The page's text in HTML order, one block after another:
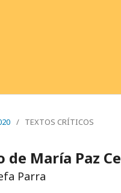
/ TEXTOS CRÍTICOS
María Paz
Parra